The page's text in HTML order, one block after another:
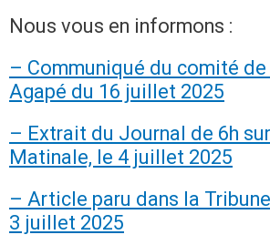
Nous vous en informons :
– Communiqué du comité
Agapé du 16 juillet 2025
– Extrait du Journal de 6h
Matinale, le 4 juillet 2025
– Article paru dans la
3 juillet 2025